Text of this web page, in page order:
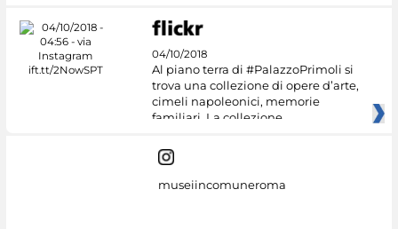
04/10/2018
Al piano terra di #PalazzoPrimoli si
trova una collezione di opere d’arte,
cimeli napoleonici, memorie
familiari. La collezione
museiincomuneroma